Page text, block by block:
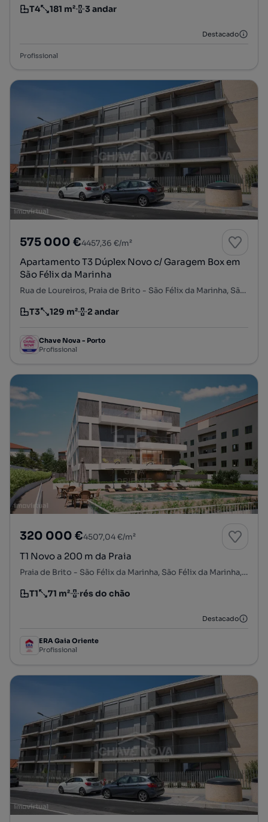
Tipologia
T4
Preço por metro quadrado
181 m²
Andar 3 andar
Destacado
Profissional
575 000 €4457,36 €/m²
Apartamento T3 Dúplex Novo c/ Garagem Box em
São Félix da Marinha
Rua de Loureiros, Praia de Brito - São Félix da Marinha, São Félix da Marinha, Vila Nova de Gaia, Porto
Tipologia
T3
Preço por metro quadrado
129 m²
Andar 2 andar
Chave Nova - Porto
Profissional
320 000 €4507,04 €/m²
T1 Novo a 200 m da Praia
Praia de Brito - São Félix da Marinha, São Félix da Marinha, Vila Nova de Gaia, Porto
Tipologia
T1
Preço por metro quadrado
71 m²
Andar rés do chão
Destacado
ERA Gaia Oriente
Profissional